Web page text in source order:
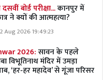
बोर्ड परीक्षा...कानपुर में
ने क्यों की आत्महत्या?
Aug 2026 19:49:23
2026:सावन के पहले
विभूतिनाथ मंदिर में उमड़ा
‘हर-हर महादेव’ से गूंजा परिसर